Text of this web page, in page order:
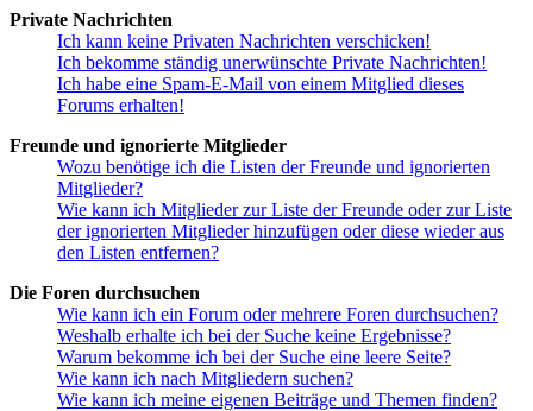
Private Nachrichten
Ich kann keine Privaten Nachrichten verschicken!
Ich bekomme ständig unerwünschte Private Nachrichten!
Ich habe eine Spam-E-Mail von einem Mitglied dieses
Forums erhalten!
Freunde und ignorierte Mitglieder
Wozu benötige ich die Listen der Freunde und ignorierten
Mitglieder?
Wie kann ich Mitglieder zur Liste der Freunde oder zur Liste
der ignorierten Mitglieder hinzufügen oder diese wieder aus
den Listen entfernen?
Die Foren durchsuchen
Wie kann ich ein Forum oder mehrere Foren durchsuchen?
Weshalb erhalte ich bei der Suche keine Ergebnisse?
Warum bekomme ich bei der Suche eine leere Seite?
Wie kann ich nach Mitgliedern suchen?
Wie kann ich meine eigenen Beiträge und Themen finden?